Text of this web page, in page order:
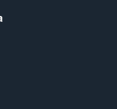
после внесения